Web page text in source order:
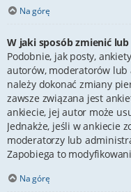
Na górę
W jaki sposób zmienić
Podobnie, jak posty,
autorów, moderatorów
należy dokonać zmiany
zawsze związana jest
ankiecie, jej autor może
Jednakże, jeśli w ankiecie
moderatorzy lub
Zapobiega to
Na górę